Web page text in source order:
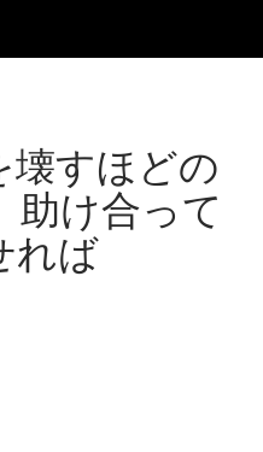
壊すほどの
助け合って
れば